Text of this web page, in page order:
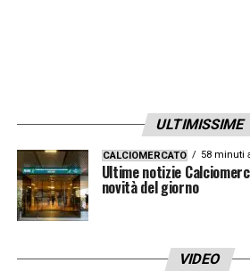
ULTIMISSIME
CALCIOMERCATO 58 minuti
Ultime notizie
novità del giorno
VIDEO